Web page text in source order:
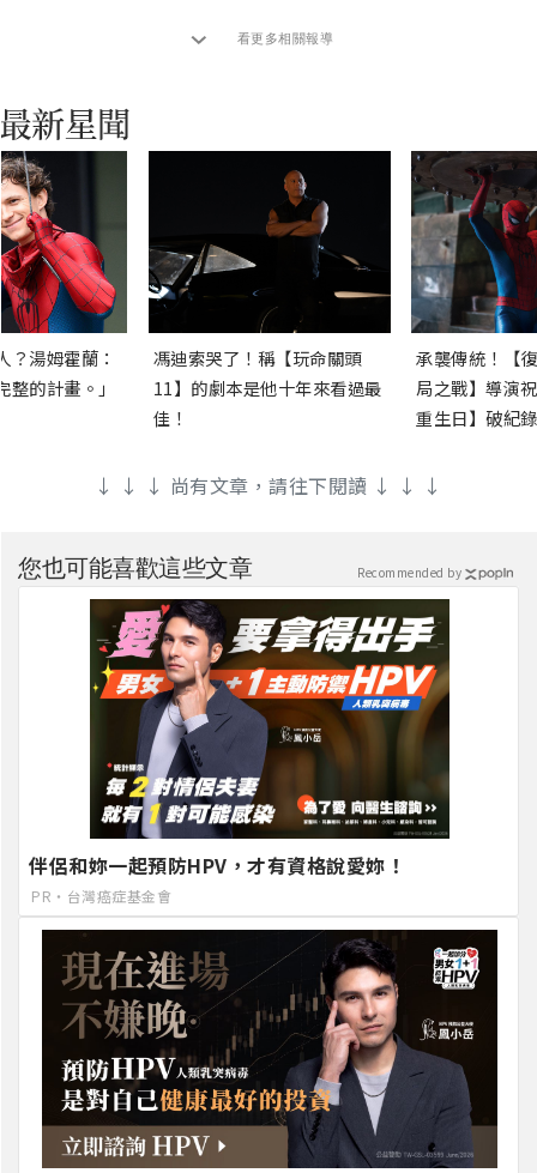
看更多相關報導
？湯姆霍蘭：
的計畫。」
馮迪索哭了！稱【玩命關頭
11】的劇本是他十年來看過最
佳！
承襲傳統！【
局之戰】導演
重生日】破紀
↓ ↓ ↓ 尚有文章，請往下閱讀 ↓ ↓ ↓
您也可能喜歡這些文章
伴侶和妳一起預防HPV，才有資格說愛妳！
PR・台灣癌症基金會
Recommended by